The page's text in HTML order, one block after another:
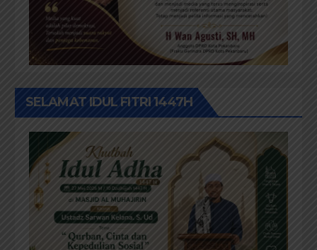
SELAMAT IDUL FITRI 1447H